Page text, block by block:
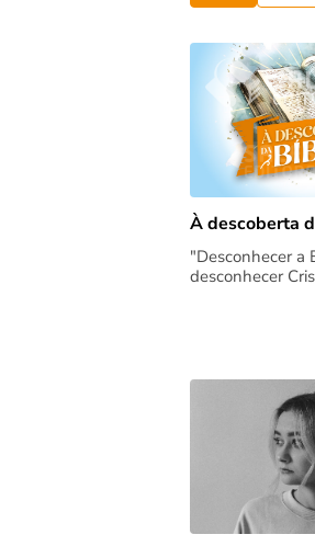
À descoberta
"Desconhecer a
desconhecer